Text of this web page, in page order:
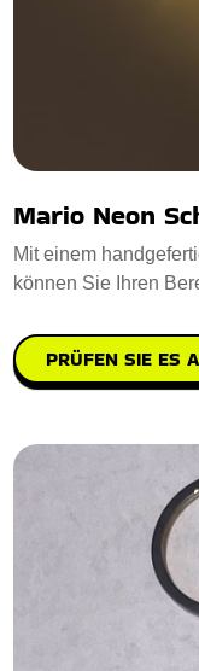
Mario Neon
Mit einem
können Sie Ihren
PRÜFEN SIE ES